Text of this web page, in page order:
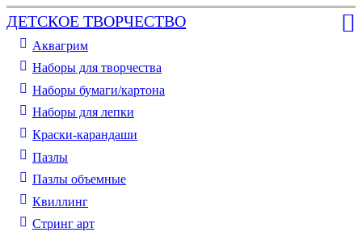
ДЕТСКОЕ ТВОРЧЕСТВО
Аквагрим
Наборы для творчества
Наборы бумаги/картона
Наборы для лепки
Краски-карандаши
Пазлы
Пазлы объемные
Квиллинг
Стринг арт